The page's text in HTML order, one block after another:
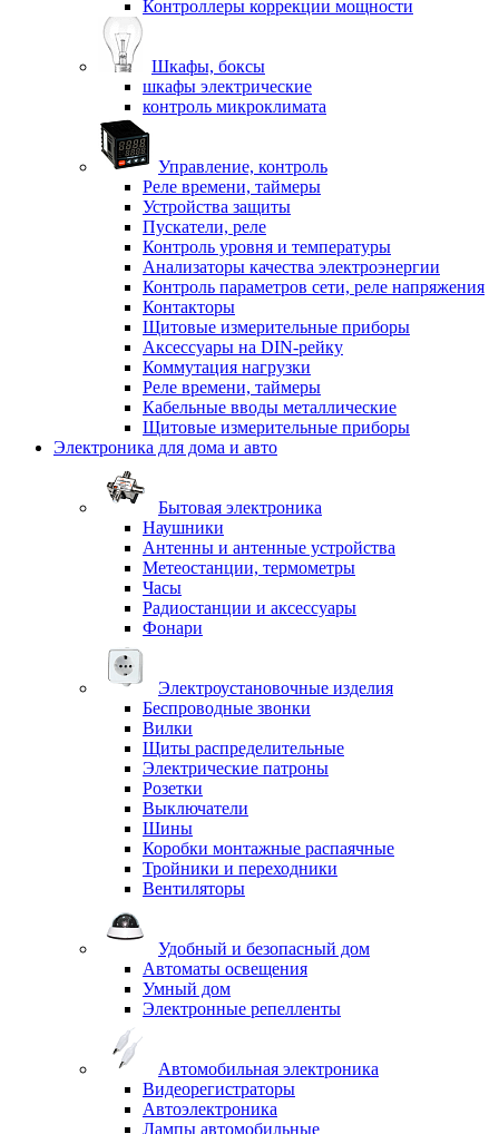
Контроллеры коррекции мощности
Шкафы, боксы
шкафы электрические
контроль микроклимата
Управление, контроль
Реле времени, таймеры
Устройства защиты
Пускатели, реле
Контроль уровня и температуры
Анализаторы качества электроэнергии
Контроль параметров сети, реле напряжения
Контакторы
Щитовые измерительные приборы
Аксессуары на DIN-рейку
Коммутация нагрузки
Реле времени, таймеры
Кабельные вводы металлические
Щитовые измерительные приборы
Электроника для дома и авто
Бытовая электроника
Наушники
Антенны и антенные устройства
Метеостанции, термометры
Часы
Радиостанции и аксессуары
Фонари
Электроустановочные изделия
Беспроводные звонки
Вилки
Щиты распределительные
Электрические патроны
Розетки
Выключатели
Шины
Коробки монтажные распаячные
Тройники и переходники
Вентиляторы
Удобный и безопасный дом
Автоматы освещения
Умный дом
Электронные репелленты
Автомобильная электроника
Видеорегистраторы
Автоэлектроника
Лампы автомобильные